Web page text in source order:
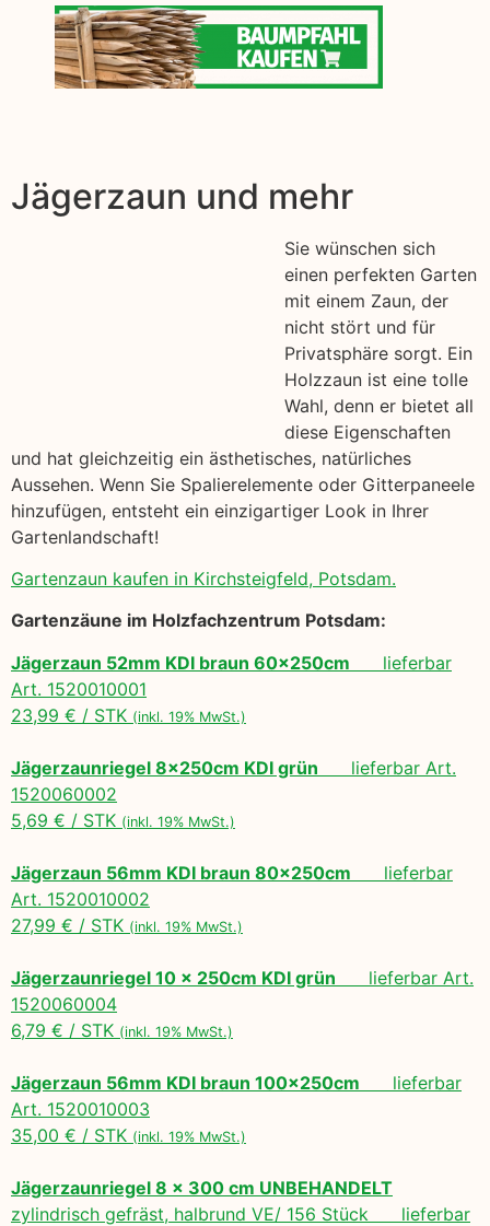
Jägerzaun und mehr
Sie wünschen sich
einen perfekten Garten
mit einem Zaun, der
nicht stört und für
Privatsphäre sorgt. Ein
Holzzaun ist eine tolle
Wahl, denn er bietet all
diese Eigenschaften
und hat gleichzeitig ein ästhetisches, natürliches
Aussehen. Wenn Sie Spalierelemente oder Gitterpaneele
hinzufügen, entsteht ein einzigartiger Look in Ihrer
Gartenlandschaft!
Gartenzaun kaufen in Kirchsteigfeld, Potsdam.
Gartenzäune im Holzfachzentrum Potsdam:
Jägerzaun 52mm KDI braun 60x250cm lieferbar
Art. 1520010001
23,99 € / STK (inkl. 19% MwSt.)
Jägerzaunriegel 8x250cm KDI grün lieferbar Art.
1520060002
5,69 € / STK (inkl. 19% MwSt.)
Jägerzaun 56mm KDI braun 80x250cm lieferbar
Art. 1520010002
27,99 € / STK (inkl. 19% MwSt.)
Jägerzaunriegel 10 x 250cm KDI grün lieferbar Art.
1520060004
6,79 € / STK (inkl. 19% MwSt.)
Jägerzaun 56mm KDI braun 100x250cm lieferbar
Art. 1520010003
35,00 € / STK (inkl. 19% MwSt.)
Jägerzaunriegel 8 x 300 cm UNBEHANDELT
zylindrisch gefräst, halbrund VE/ 156 Stück lieferbar